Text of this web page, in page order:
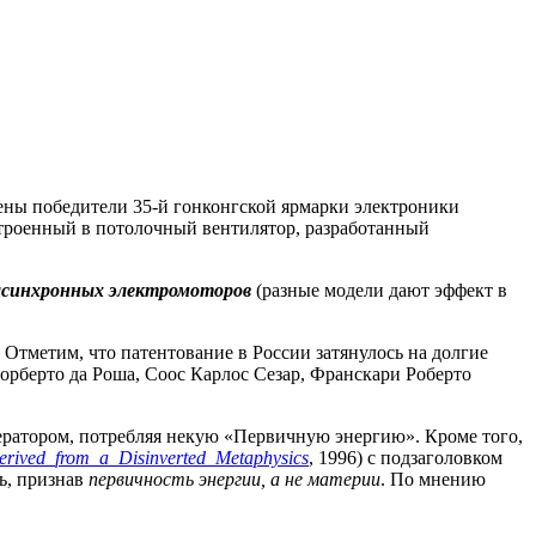
победители 35-й гонконгской ярмарки электроники
в потолочный вентилятор, разработанный
электромоторов (разные модели дают эффект в
что патентование в России затянулось на долгие
да Роша, Соос Карлос Сезар, Франскари Роберто
потребляя некую «Первичную энергию». Кроме того,
from a Disinverted Metaphysics, 1996) с подзаголовком
признав первичность энергии, а не материи. По мнению